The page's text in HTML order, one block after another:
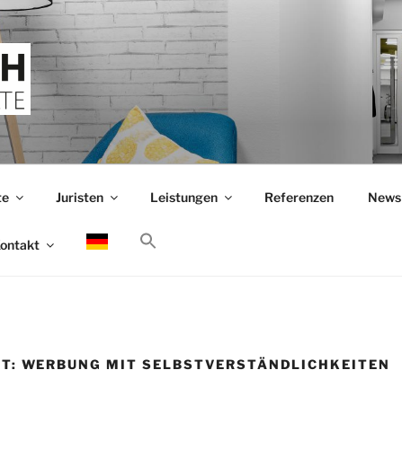
Juristen Leistungen Referenzen News
WERBUNG MIT SELBSTVERSTÄNDLICHKEITEN